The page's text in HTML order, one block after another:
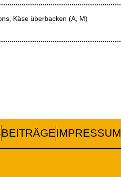
Käse überbacken (A, M)
BEITRÄGEIMPRESSUM